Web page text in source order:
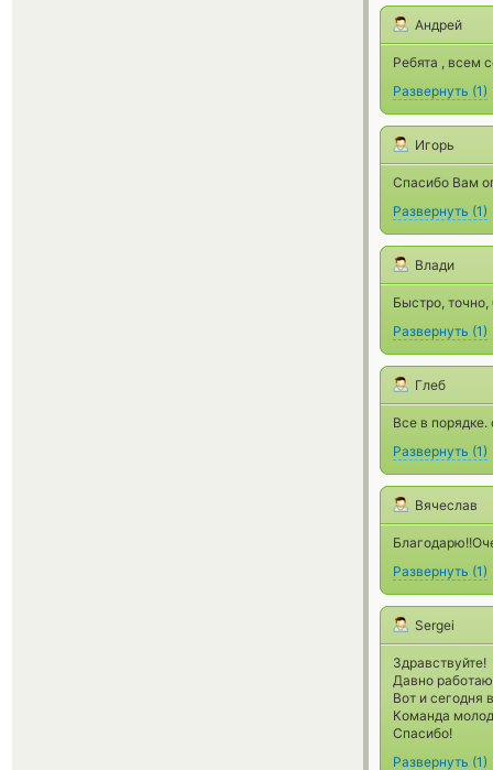
Андрей
Ребята , всем
Развернуть (1)
Игорь
Спасибо Вам
Развернуть (1)
Влади
Быстро,
Развернуть (1)
Глеб
Все в
Развернуть (1)
Вячеслав
Развернуть (1)
Sergei
Здравствуйте!
Давно
Вот и сегодня
Команда
Спасибо!
Развернуть (1)